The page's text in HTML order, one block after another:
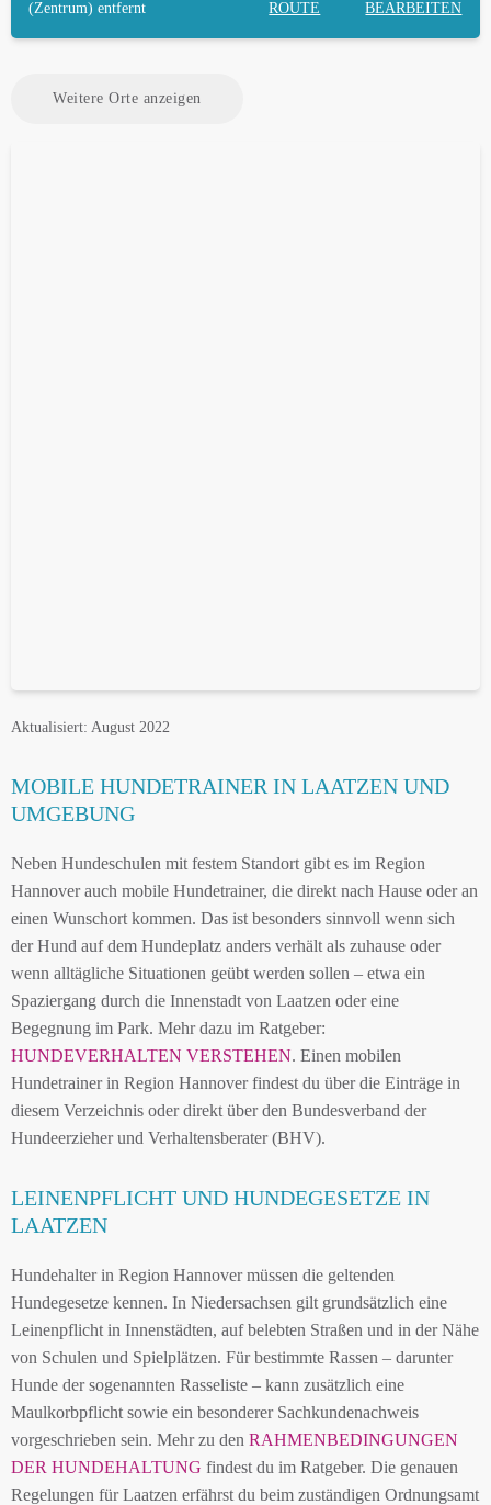
(Zentrum) entfernt ROUTE BEARBEITEN
Weitere Orte anzeigen
Aktualisiert: August 2022
MOBILE HUNDETRAINER IN LAATZEN UND
UMGEBUNG
Neben Hundeschulen mit festem Standort gibt es im Region
Hannover auch mobile Hundetrainer, die direkt nach Hause oder an
einen Wunschort kommen. Das ist besonders sinnvoll wenn sich
der Hund auf dem Hundeplatz anders verhält als zuhause oder
wenn alltägliche Situationen geübt werden sollen – etwa ein
Spaziergang durch die Innenstadt von Laatzen oder eine
Begegnung im Park. Mehr dazu im Ratgeber:
HUNDEVERHALTEN VERSTEHEN. Einen mobilen
Hundetrainer in Region Hannover findest du über die Einträge in
diesem Verzeichnis oder direkt über den Bundesverband der
Hundeerzieher und Verhaltensberater (BHV).
LEINENPFLICHT UND HUNDEGESETZE IN
LAATZEN
Hundehalter in Region Hannover müssen die geltenden
Hundegesetze kennen. In Niedersachsen gilt grundsätzlich eine
Leinenpflicht in Innenstädten, auf belebten Straßen und in der Nähe
von Schulen und Spielplätzen. Für bestimmte Rassen – darunter
Hunde der sogenannten Rasseliste – kann zusätzlich eine
Maulkorbpflicht sowie ein besonderer Sachkundenachweis
vorgeschrieben sein. Mehr zu den RAHMENBEDINGUNGEN
DER HUNDEHALTUNG findest du im Ratgeber. Die genauen
Regelungen für Laatzen erfährst du beim zuständigen Ordnungsamt